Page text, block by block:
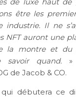
être les
industrie. Il ne
NFT auront une
la montre et du
savoir quand.»
de Jacob & CO.
qui débutera ce